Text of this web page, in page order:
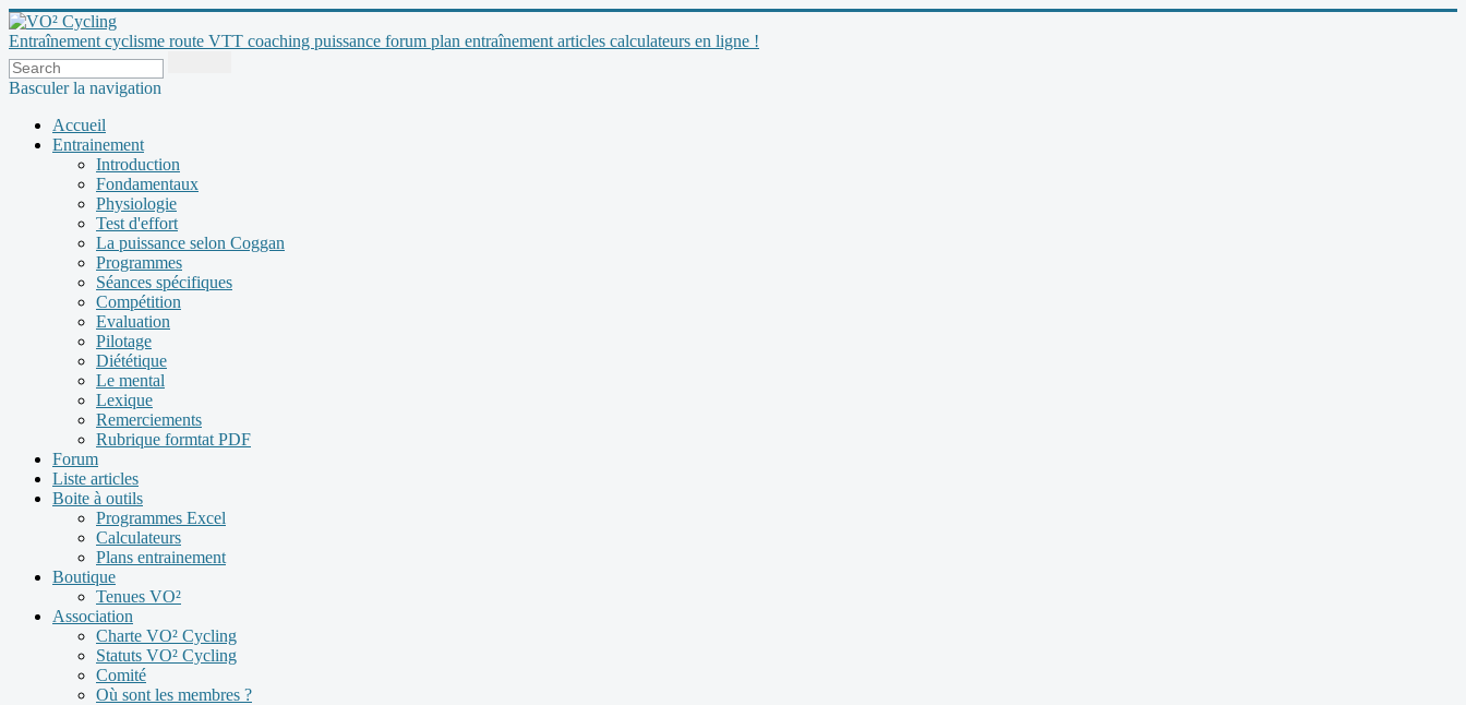
Entraînement cyclisme route VTT coaching puissance forum plan entraînement articles calculateurs en ligne !
Basculer la navigation
Accueil
Entrainement
Introduction
Fondamentaux
Physiologie
Test d'effort
La puissance selon Coggan
Programmes
Séances spécifiques
Compétition
Evaluation
Pilotage
Diététique
Le mental
Lexique
Remerciements
Rubrique formtat PDF
Forum
Liste articles
Boite à outils
Programmes Excel
Calculateurs
Plans entrainement
Boutique
Tenues VO²
Association
Charte VO² Cycling
Statuts VO² Cycling
Comité
Où sont les membres ?